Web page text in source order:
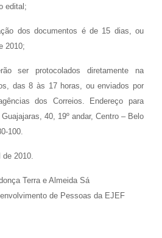
edital;
dos documentos é de 15 dias, ou
2010;
ser protocolados diretamente na
das 8 às 17 horas, ou enviados por
dos Correios. Endereço para
40, 19º andar, Centro – Belo
100.
de 2010.
Terra e Almeida Sá
de Pessoas da EJEF